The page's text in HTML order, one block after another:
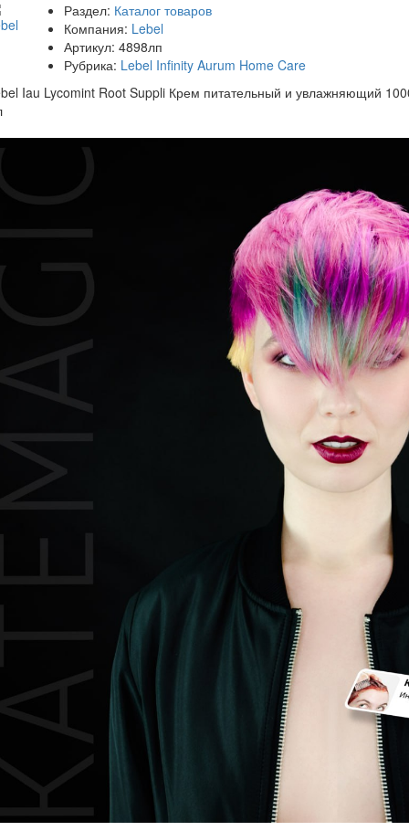
Раздел: Каталог товаров
Компания: Lebel
Артикул: 4898лп
Рубрика: Lebel Infinity Aurum Home Care
Iau Lycomint Root Suppli Крем питательный и увлажняющий